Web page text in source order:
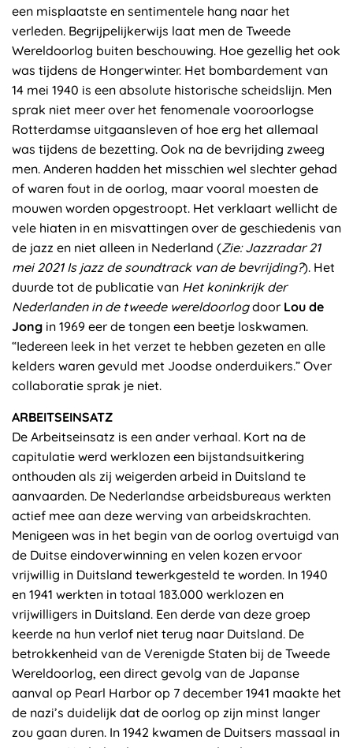
een misplaatste en sentimentele hang naar het
verleden. Begrijpelijkerwijs laat men de Tweede
Wereldoorlog buiten beschouwing. Hoe gezellig het ook
was tijdens de Hongerwinter. Het bombardement van
14 mei 1940 is een absolute historische scheidslijn. Men
sprak niet meer over het fenomenale vooroorlogse
Rotterdamse uitgaansleven of hoe erg het allemaal
was tijdens de bezetting. Ook na de bevrijding zweeg
men. Anderen hadden het misschien wel slechter gehad
of waren fout in de oorlog, maar vooral moesten de
mouwen worden opgestroopt. Het verklaart wellicht de
vele hiaten in en misvattingen over de geschiedenis van
de jazz en niet alleen in Nederland (Zie: Jazzradar 21
mei 2021 Is jazz de soundtrack van de bevrijding?). Het
duurde tot de publicatie van Het koninkrijk der
Nederlanden in de tweede wereldoorlogdoor Lou de
Jong in 1969 eer de tongen een beetje loskwamen.
“Iedereen leek in het verzet te hebben gezeten en alle
kelders waren gevuld met Joodse onderduikers.” Over
collaboratie sprak je niet.
ARBEITSEINSATZ
De Arbeitseinsatz is een ander verhaal. Kort na de
capitulatie werd werklozen een bijstandsuitkering
onthouden als zij weigerden arbeid in Duitsland te
aanvaarden. De Nederlandse arbeidsbureaus werkten
actief mee aan deze werving van arbeidskrachten.
Menigeen was in het begin van de oorlog overtuigd van
de Duitse eindoverwinning en velen kozen ervoor
vrijwillig in Duitsland tewerkgesteld te worden. In 1940
en 1941 werkten in totaal 183.000 werklozen en
vrijwilligers in Duitsland. Een derde van deze groep
keerde na hun verlof niet terug naar Duitsland. De
betrokkenheid van de Verenigde Staten bij de Tweede
Wereldoorlog, een direct gevolg van de Japanse
aanval op Pearl Harbor op 7 december 1941 maakte het
de nazi’s duidelijk dat de oorlog op zijn minst langer
zou gaan duren. In 1942 kwamen de Duitsers massaal in